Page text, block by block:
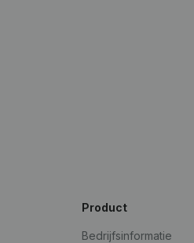
Product
Bedrijfsinformatie